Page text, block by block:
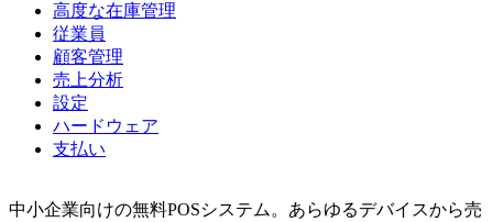
高度な在庫管理
従業員
顧客管理
売上分析
設定
ハードウェア
支払い
中小企業向けの無料POSシステム。あらゆるデバイスから売